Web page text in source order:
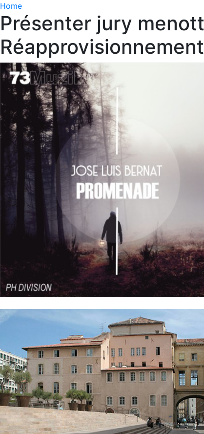
Home
Présenter jury